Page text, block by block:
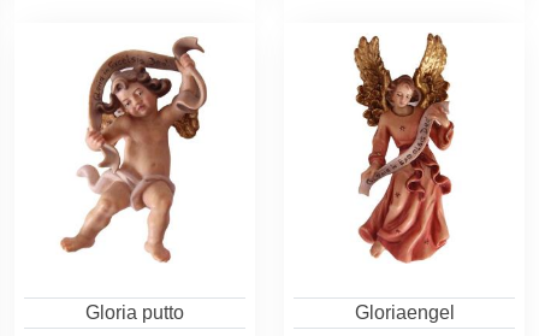
Gloria putto
Gloriaengel